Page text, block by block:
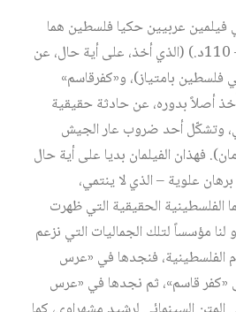
فيلمين عربيين حكيا فلسطين هما
«المخدوعون» (1972 – 110د.) (الذي أخذ، على أية حال، عن
فلسطين بامتياز)، و«كفرقاسم»
أُخذ أصلاً بدوره، عن حادثة حقيقية
وتشكّل أحد ضروب عار الجيش
فهذان الفيلمان بديا على أية حال
علوية – الذي لا ينتمي،
الفلسطينية الحقيقية التي ظهرت
لنا مؤسساً لتلك الجماليات التي نزعم
الفلسطينية، فنجدها في «عرس
قاسم»، ثم نجدها في «عرس